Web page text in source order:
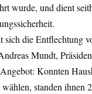
wurde, und dient
sich die Entflechtung
Mundt,
Konnten
standen ihnen